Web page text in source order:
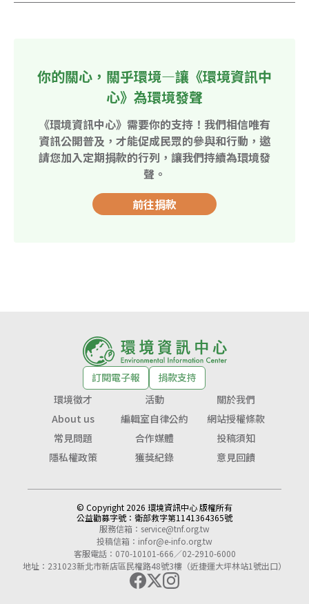
你的關心，關乎環境—讓《環境資訊中
心》為環境發聲
《環境資訊中心》需要你的支持！我們相信唯有
資訊公開普及，才能促成民眾的參與和行動，邀
請您加入定期捐款的行列，讓我們持續為環境發
聲。
前往捐款
訂閱電子報
捐款支持
環境徵才
活動
關於我們
About us
編輯室自律公約
網站授權條款
常見問題
合作媒體
投稿須知
隱私權政策
獲獎紀錄 意見回饋
© Copyright 2026 環境資訊中心 版權所有
公益勸募字號： 衛部救字第1141364365號
服務信箱： service@tnf.org.tw
投稿信箱： infor@e-info.org.tw
客服電話：070-10101-666／02-2910-6000
地址：231023新北市新店區民權路48號3樓（近捷運大坪林站1號出口）